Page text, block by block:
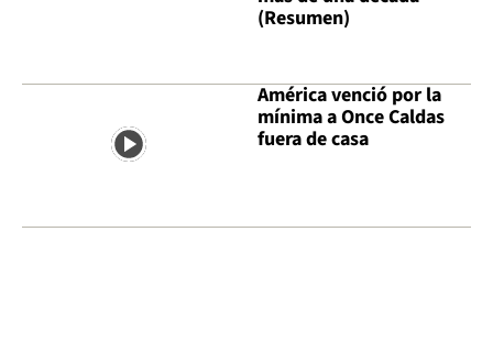
(Resumen)
América venció por la
mínima a Once Caldas
fuera de casa